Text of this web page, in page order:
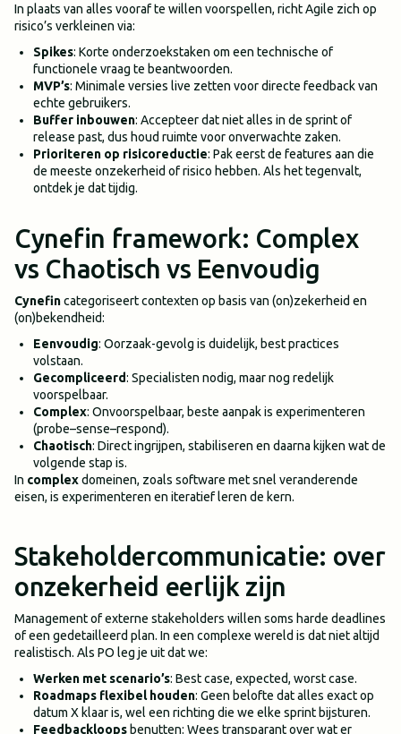
In plaats van alles vooraf te willen voorspellen, richt Agile zich op
risico’s verkleinen via:
Spikes: Korte onderzoekstaken om een technische of
functionele vraag te beantwoorden.
MVP’s: Minimale versies live zetten voor directe feedback van
echte gebruikers.
Buffer inbouwen: Accepteer dat niet alles in de sprint of
release past, dus houd ruimte voor onverwachte zaken.
Prioriteren op risicoreductie: Pak eerst de features aan die
de meeste onzekerheid of risico hebben. Als het tegenvalt,
ontdek je dat tijdig.
Cynefin framework: Complex
vs Chaotisch vs Eenvoudig
Cynefincategoriseert contexten op basis van (on)zekerheid en
(on)bekendheid:
Eenvoudig: Oorzaak-gevolg is duidelijk, best practices
volstaan.
Gecompliceerd: Specialisten nodig, maar nog redelijk
voorspelbaar.
Complex: Onvoorspelbaar, beste aanpak is experimenteren
(probe–sense–respond).
Chaotisch: Direct ingrijpen, stabiliseren en daarna kijken wat de
volgende stap is.
In complexdomeinen, zoals software met snel veranderende
eisen, is experimenteren en iteratief leren de kern.
Stakeholdercommunicatie: over
onzekerheid eerlijk zijn
Management of externe stakeholders willen soms harde deadlines
of een gedetailleerd plan. In een complexe wereld is dat niet altijd
realistisch. Als PO leg je uit dat we:
Werken met scenario’s: Best case, expected, worst case.
Roadmaps flexibel houden: Geen belofte dat alles exact op
datum X klaar is, wel een richting die we elke sprint bijsturen.
Feedbackloops benutten: Wees transparant over wat er